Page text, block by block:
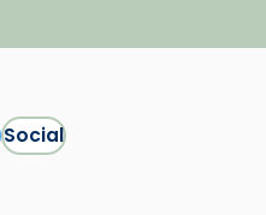
Social